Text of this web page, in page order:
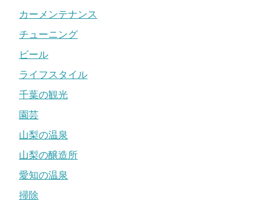
カーメンテナンス
チューニング
ビール
ライフスタイル
千葉の観光
園芸
山梨の温泉
山梨の醸造所
愛知の温泉
掃除